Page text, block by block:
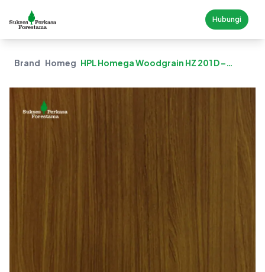
Hubungi
Brand HomegaHPL Homega Woodgrain HZ 201 D –